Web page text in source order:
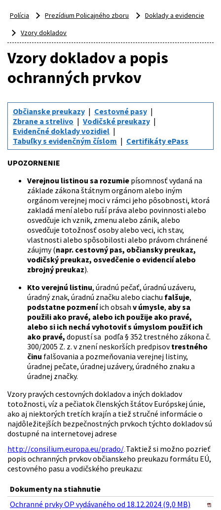
Polícia Prezídium Policajného zboru
Doklady a evidencie
Vzory dokladov
Vzory dokladov a popis
ochranných prvkov
Občianske preukazy
Cestovné pasy
Zbrane a strelivo
Vodičské preukazy
Evidenčné doklady vozidiel
Tabuľky s evidenčným číslom
Certifikáty ePass
UPOZORNENIE
Verejnou listinou sa rozumie písomnosť vydaná na
základe zákona štátnym orgánom alebo iným
orgánom verejnej moci v rámci jeho pôsobnosti, ktorá
zakladá mení alebo ruší práva alebo povinnosti alebo
osvedčuje ich vznik, zmenu alebo zánik, alebo
osvedčuje totožnosť osoby alebo veci, ich stav,
vlastnosti alebo spôsobilosti alebo právom chránené
záujmy (napr. cestovný pas, občiansky preukaz,
vodičský preukaz, osvedčenie o evidencií alebo
zbrojný preukaz).
Kto verejnú listinu, úradnú pečať, úradnú uzáveru,
úradný znak, úradnú značku alebo ciachu falšuje,
podstatne pozmeníich obsah v úmysle, aby sa
použili ako pravé, alebo ich použije ako pravé,
alebo si ich nechá vyhotoviť s úmyslom použiť ich
ako pravé, dopustí sa podľa § 352 trestného zákona č.
300/2005 Z. z. v znení neskorších predpisovtrestného
činu falšovania a pozmeňovania verejnej listiny,
úradnej pečate, úradnej uzávery, úradného znaku a
úradnej značky.
Vzory pravých cestovných dokladov a iných dokladov
totožnosti, víz a pečiatok členských štátov Európskej únie,
ako aj niektorých tretích krajín a tiež stručné informácie o
najdôležitejších bezpečnostných prvkoch týchto dokladov sú
dostupné na internetovej adrese
http://consilium.europa.eu/prado/.Taktiež si možno pozrieť
popis ochranných prvkov občianskeho preukazu formátu EÚ,
cestovného pasu a vodičského preukazu:
Dokumenty na stiahnutie
Ochranné prvky OP vydávaného od 18.12.2024 (9,0 MB)